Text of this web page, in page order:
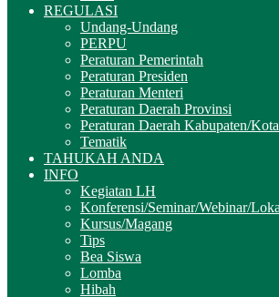
REGULASI
Undang-Undang
PERPU
Peraturan Pemerintah
Peraturan Presiden
Peraturan Menteri
Peraturan Daerah Provinsi
Peraturan Daerah Kabupaten/Kota
Tematik
TAHUKAH ANDA
INFO
Kegiatan LH
Konferensi/Seminar/Webinar/
Kursus/Magang
Tips
Bea Siswa
Lomba
Hibah